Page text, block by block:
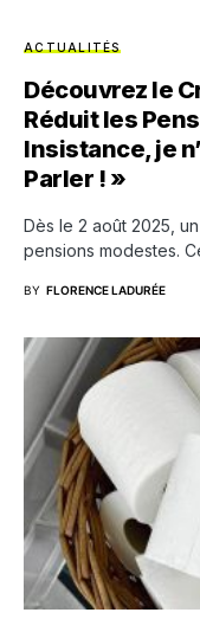
ACTUALITÉS
Découvrez le
Réduit les
Insistance, je
Parler ! »
Dès le 2 août 2025,
pensions modestes.
BY FLORENCE LADURÉE